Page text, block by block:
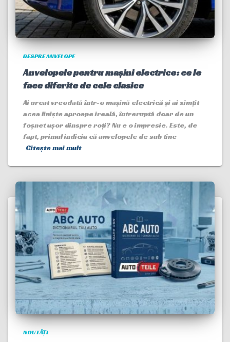
DESPRE ANVELOPE
Anvelopele pentru mașini electrice: ce le
face diferite de cele clasice
Ai urcat vreodată într-o mașină electrică și ai simțit
acea liniște aproape ireală, întreruptă doar de un
foșnet ușor dinspre roți? Nu e o impresie. Este, de
fapt, primul indiciu că anvelopele de sub tine
Citește mai mult
NOUTĂȚI